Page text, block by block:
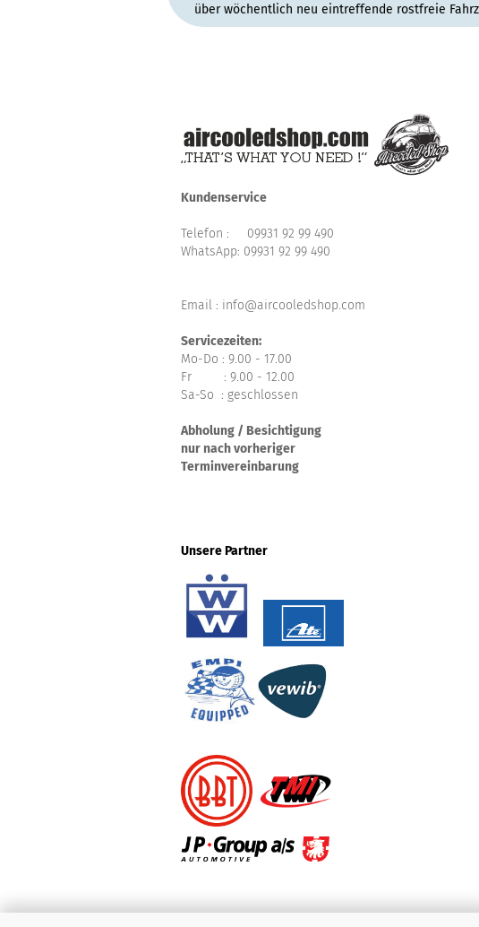
über wöchentlich neu eintreffende rostfreie
Kundenservice
Telefon : 09931 92 99 490
WhatsApp: 09931 92 99 490
Email : info@aircooledshop.com
Servicezeiten:
Mo-Do : 9.00 - 17.00
Fr : 9.00 - 12.00
Sa-So : geschlossen
Abholung / Besichtigung
nur nach vorheriger
Terminvereinbarung
Unsere Partner